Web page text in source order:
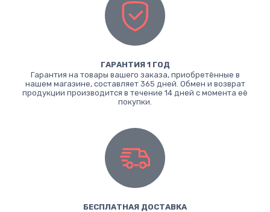
ГАРАНТИЯ 1 ГОД
Гарантия на товары вашего заказа, приобретённые в
нашем магазине, составляет 365 дней. Обмен и возврат
продукции производится в течение 14 дней с момента её
покупки.
БЕСПЛАТНАЯ ДОСТАВКА